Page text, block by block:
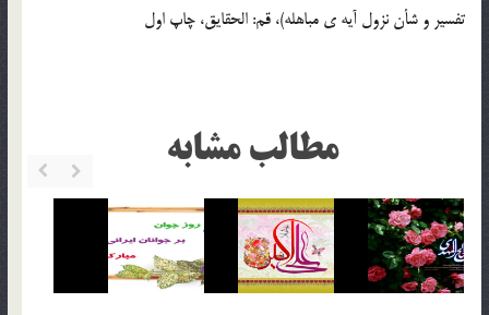
تفسیر و شأن نزول آیه ی مباهله)، قم: الحقایق، چاپ اول
مطالب مشابه